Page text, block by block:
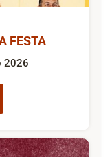
FESTA
2026